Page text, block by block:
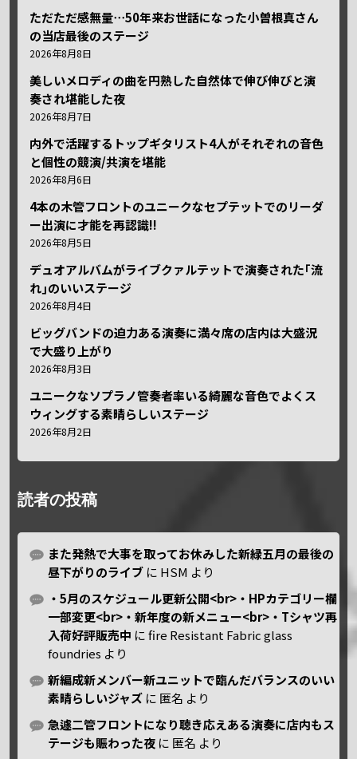
ただただ感無量⋯50年来お世話になった小曽根真さん
の当店最後のステージ
2026年8月8日
美しいメロディの曲を円熟した自然体で伸び伸びと演
奏され堪能した夜
2026年8月7日
内外で活躍するトップギタリスト4人がそれぞれの音色
と個性の競演/共演を堪能
2026年8月6日
4本の木管フロントのユニークなセプテットでのリーダ
ー出演に才能を再認識!!
2026年8月5日
デュオアルバムがライブクァルテットで演奏された｢流
れ｣のいいステージ
2026年8月4日
ビッグバンドの迫力ある演奏に満々席の店内は大盛況
で大盛り上がり
2026年8月3日
ユニークなソプラノ管奏者率いる綺麗な音色でよくス
ウィングする素晴らしいステージ
2026年8月2日
読者の投稿
また発熱で大事を取ってお休みした新緑五月の最後の
昼下がりのライブ に HSM より
・5月のスケジュール更新公開<br>・HPカテゴリー欄
一部変更<br>・新年度の新メニュー<br>・Tシャツ再
入荷好評販売中 にfire Resistant Fabric glass
foundries より
新編成新メンバー新ユニットで臨んだバランスのいい
素晴らしいジャズ に 匿名 より
急遽二管フロントになり聴き応えある演奏に店内もス
テージも賑わった夜 に 匿名 より